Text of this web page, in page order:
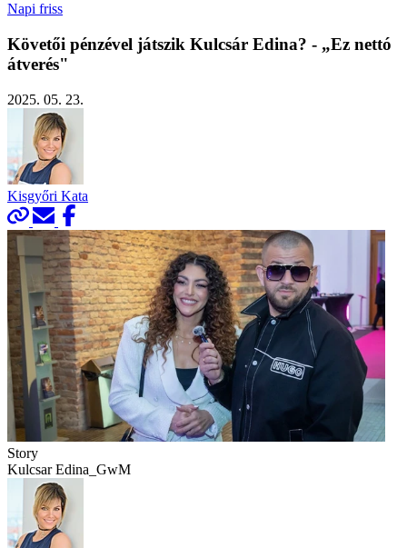
Napi friss
Követői pénzével játszik Kulcsár Edina? - „Ez nettó
átverés"
2025. 05. 23.
Kisgyőri Kata
Story
Kulcsar Edina_GwM